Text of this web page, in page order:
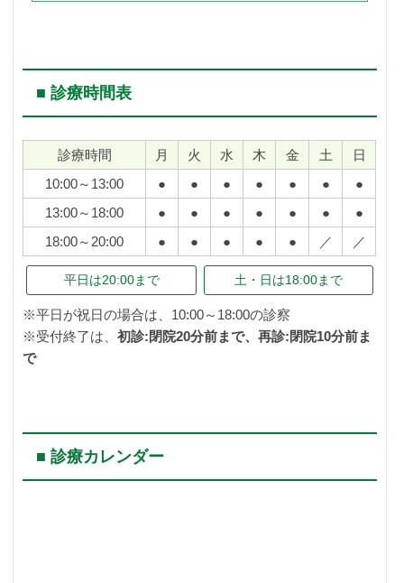
■ 診療時間表
診療時間 月 火 水 木 金 土
日
10:00～13:00
● ● ● ● ● ●
●
13:00～18:00
● ● ● ● ● ●
●
18:00～20:00
● ● ● ● ● ／ ／
平日は20:00まで 土・日は18:00まで
※平日が祝日の場合は、10:00～18:00の診察
※受付終了は、初診:閉院20分前まで、再診:閉院10分前ま
で
■ 診療カレンダー